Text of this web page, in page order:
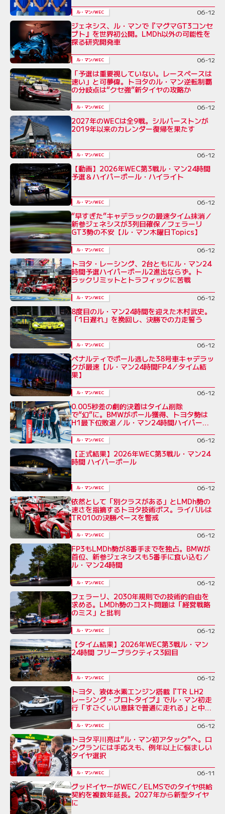
ル・マン/WEC 06-12
ジェネシス、ル・マンで『マグマGT3コンセ
プト』を世界初公開。LMDh以外の可能性を
探る研究開発車
ル・マン/WEC 06-12
「予選は重要視していない。レースペースは
速い」と可夢偉。トヨタのル・マン逆転制覇
の分岐点は“クセ強”新タイヤの攻略か
ル・マン/WEC 06-12
2027年のWECは全9戦。シルバーストンが
2019年以来のカレンダー復帰を果たす
ル・マン/WEC 06-12
【動画】2026年WEC第3戦ル・マン24時間
予選＆ハイパーポール・ハイライト
ル・マン/WEC 06-12
“早すぎた”キャデラックの最速タイム抹消／
新参ジェネシスが3列目確保／フェラーリ
GT3勢の不安【ル・マン木曜日Topics】
ル・マン/WEC 06-12
トヨタ・レーシング、2台ともにル・マン24
時間予選ハイパーポール2進出ならず。ト
ラックリミットとトラフィックに苦戦
ル・マン/WEC 06-12
8度目のル・マン24時間を迎えた木村武史。
「1日遅れ」を挽回し、決勝での力走誓う
ル・マン/WEC 06-12
ペナルティでポール逃した38号車キャデラッ
クが最速【ル・マン24時間FP4／タイム結
果】
ル・マン/WEC 06-12
0.005秒差の劇的決着はタイム削除
で“幻”に。BMWがポール獲得、トヨタ勢は
H1最下位敗退／ル・マン24時間ハイパー
ル・マン/WEC 06-12
【正式結果】2026年WEC第3戦ル・マン24
時間 ハイパーポール
ル・マン/WEC 06-12
依然として「別クラスがある」とLMDh勢の
速さを指摘するトヨタ技術ボス。ライバルは
TR010の決勝ペースを警戒
ル・マン/WEC 06-12
FP3もLMDh勢が8番手までを独占。BMWが
首位、新参ジェネシスも5番手に食い込む／
ル・マン24時間
ル・マン/WEC 06-12
フェラーリ、2030年規則での技術的自由を
求める。LMDh勢のコスト問題は「経営戦略
のミス」と批判
ル・マン/WEC 06-12
【タイム結果】2026年WEC第3戦ル・マン
24時間 フリープラクティス3回目
ル・マン/WEC 06-12
トヨタ、液体水素エンジン搭載『TR LH2
レーシング・プロトタイプ』でル・マン初走
行「すごくいい意味で普通に走れる」と中嶋
ル・マン/WEC 06-12
トヨタ平川亮は“ル・マン初アタック”へ。ロ
ングランには手応えも、例年以上に悩ましい
タイヤ選択
ル・マン/WEC 06-11
グッドイヤーがWEC／ELMSでのタイヤ供給
契約を複数年延長。2027年から新型タイヤ
に